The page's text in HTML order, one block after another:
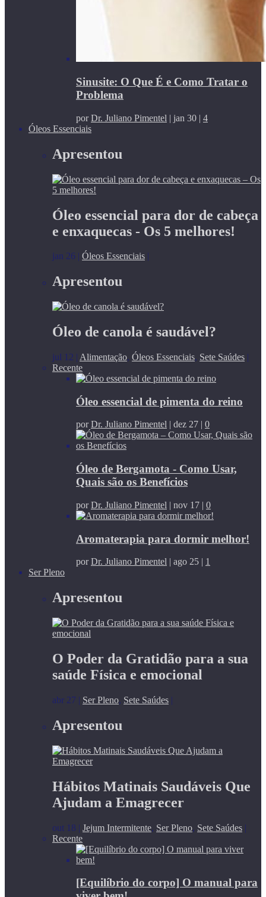
Sinusite: O Que É e Como Tratar o
Problema
porDr. Juliano Pimentel | jan 30 | 4
Óleos Essenciais
Apresentou
Óleo essencial para dor de cabeça
e enxaquecas - Os 5 melhores!
jan 26 | Óleos Essenciais |
Apresentou
Óleo de canola é saudável?
jul 12 | Alimentação, Óleos Essenciais, Sete Saúdes |
Recente
Óleo essencial de pimenta do reino
porDr. Juliano Pimentel dez 27 0
Óleo de Bergamota - Como Usar,
Quais são os Benefícios
porDr. Juliano Pimentel | nov 17 | 0
Aromaterapia para dormir melhor!
porDr. Juliano Pimentel | ago 25 | 1
Ser Pleno
Apresentou
O Poder da Gratidão para a sua
saúde Física e emocional
abr 27 | Ser Pleno, Sete Saúdes |
Apresentou
Hábitos Matinais Saudáveis Que
Ajudam a Emagrecer
out 18 | Jejum Intermitente, Ser Pleno, Sete Saúdes |
Recente
[Equilíbrio do corpo] O manual para